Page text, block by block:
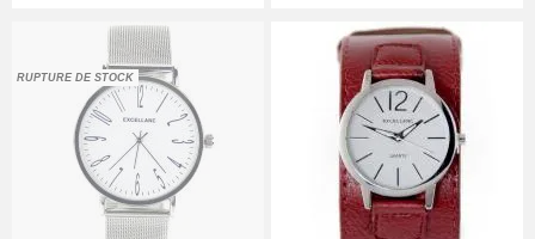
Pointeau de pose professionnel
démontage bracelet montre
5,90 €
Pince antistatique TS10
RUPTURE DE STOCK